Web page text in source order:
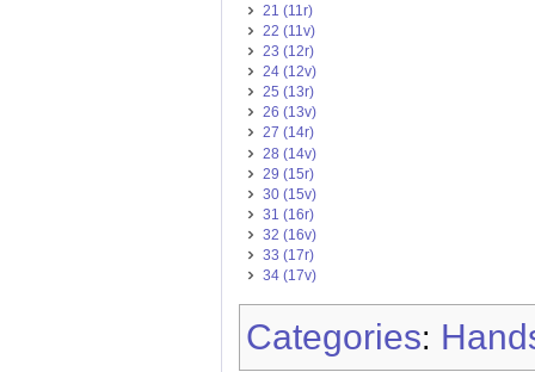
21 (11r)
22 (11v)
23 (12r)
24 (12v)
25 (13r)
26 (13v)
27 (14r)
28 (14v)
29 (15r)
30 (15v)
31 (16r)
32 (16v)
33 (17r)
34 (17v)
Categories: